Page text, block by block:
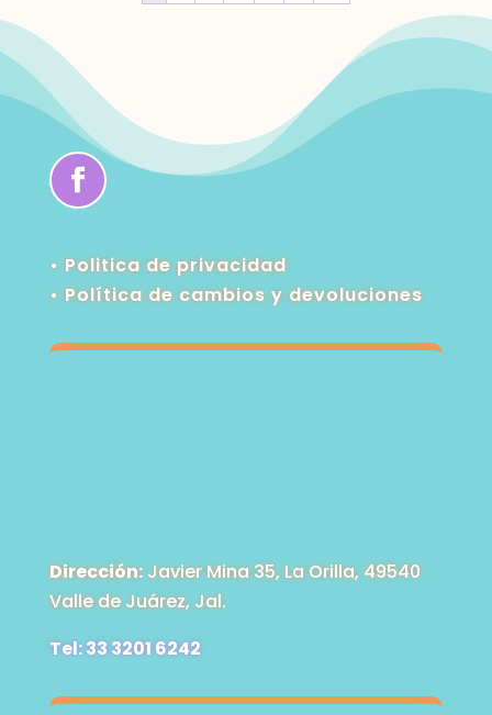
• Politica de privacidad
•Política de cambios y devoluciones
Dirección:Javier Mina 35, La Orilla, 49540
Valle de Juárez, Jal.
Tel: 33 3201 6242